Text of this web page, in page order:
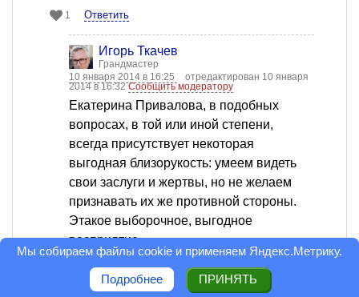
1 Ответить
Игорь Ткачев
Грандмастер
10 января 2014 в 16:25
отредактирован 10 января
2014 в 16:32Сообщить модератору
Екатерина Привалова, в подобных
вопросах, в той или иной степени,
всегда присутствует некоторая
выгодная близорукость: умеем видеть
свои заслуги и жертвы, но не желаем
признавать их же противной стороны.
Этакое выборочное, выгодное
восприятие.
Как матери стараются привязать к себе
Мы собираем файлы cookie и применяем Яндекс.Метрику.
Подробнее ПРИНЯТЬ